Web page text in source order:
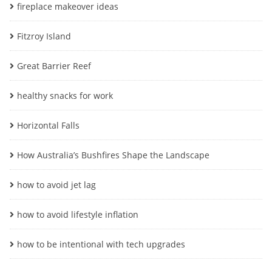
fireplace makeover ideas
Fitzroy Island
Great Barrier Reef
healthy snacks for work
Horizontal Falls
How Australia’s Bushfires Shape the Landscape
how to avoid jet lag
how to avoid lifestyle inflation
how to be intentional with tech upgrades